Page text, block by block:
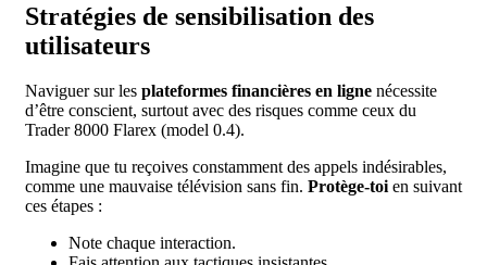
Stratégies de sensibilisation des
utilisateurs
Naviguer sur les plateformes financières en ligne nécessite
d’être conscient, surtout avec des risques comme ceux du
Trader 8000 Flarex (model 0.4).
Imagine que tu reçoives constamment des appels indésirables,
comme une mauvaise télévision sans fin. Protège-toien suivant
ces étapes :
Note chaque interaction.